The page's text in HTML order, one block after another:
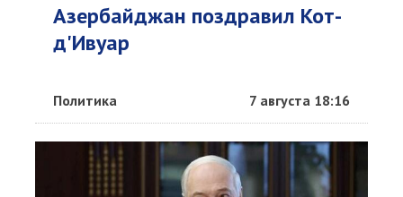
Азербайджан поздравил Кот-
д'Ивуар
Политика 7 августа 18:16